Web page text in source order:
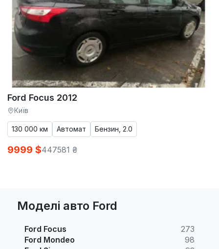
Ford Focus 2012
Київ
130 000 км Автомат Бензин, 2.0
9999 $447581 ₴
Моделі авто Ford
Ford Focus
273
Ford Mondeo
98